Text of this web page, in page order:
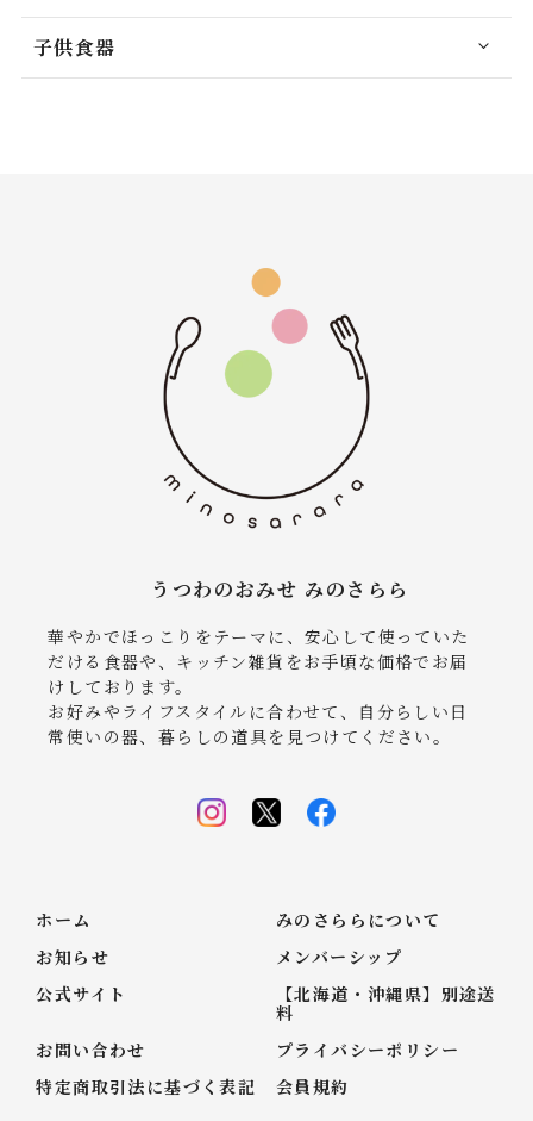
子供食器
うつわのおみせ みのさらら
華やかでほっこりをテーマに、安心して使っていた
だける食器や、キッチン雑貨をお手頃な価格でお届
けしております。
お好みやライフスタイルに合わせて、自分らしい日
常使いの器、暮らしの道具を見つけてください。
ホーム
みのさららについて
お知らせ
メンバーシップ
公式サイト
【北海道・沖縄県】別途送
料
お問い合わせ
プライバシーポリシー
特定商取引法に基づく表記
会員規約